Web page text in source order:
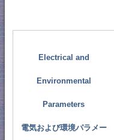
Electrical and
Environmental
Parameters
電気および環境パラメー